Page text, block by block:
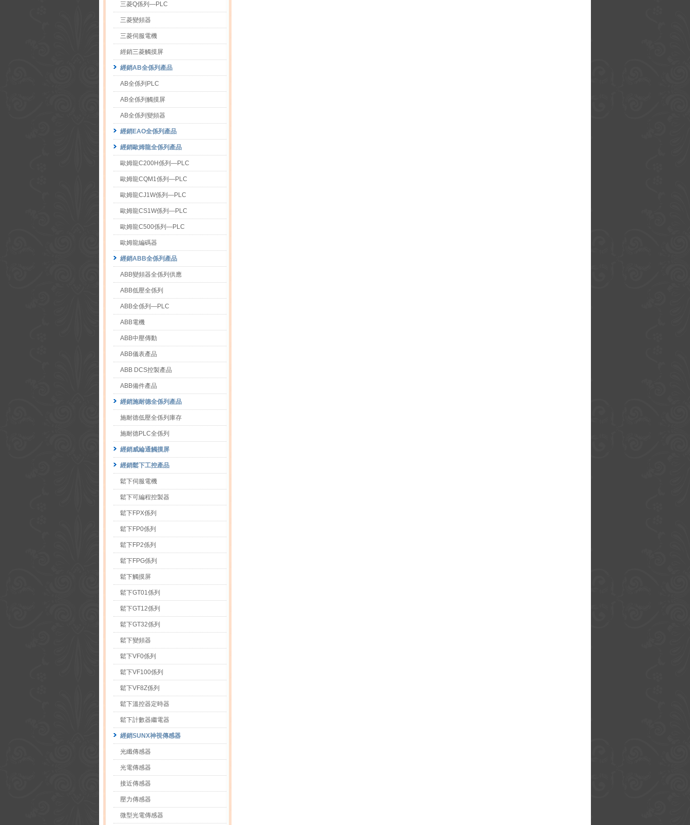
三菱Q係列—PLC
三菱變頻器
三菱伺服電機
經銷三菱觸摸屏
經銷AB全係列產品
AB全係列PLC
AB全係列觸摸屏
AB全係列變頻器
經銷EAO全係列產品
經銷歐姆龍全係列產品
歐姆龍C200H係列—PLC
歐姆龍CQM1係列—PLC
歐姆龍CJ1W係列—PLC
歐姆龍CS1W係列—PLC
歐姆龍C500係列—PLC
歐姆龍編碼器
經銷ABB全係列產品
ABB變頻器全係列供應
ABB低壓全係列
ABB全係列—PLC
ABB電機
ABB中壓傳動
ABB儀表產品
ABB DCS控製產品
ABB備件產品
經銷施耐德全係列產品
施耐德低壓全係列庫存
施耐德PLC全係列
經銷威綸通觸摸屏
經銷鬆下工控產品
鬆下伺服電機
鬆下可編程控製器
鬆下FPX係列
鬆下FP0係列
鬆下FP2係列
鬆下FPG係列
鬆下觸摸屏
鬆下GT01係列
鬆下GT12係列
鬆下GT32係列
鬆下變頻器
鬆下VF0係列
鬆下VF100係列
鬆下VF8Z係列
鬆下溫控器定時器
鬆下計數器繼電器
經銷SUNX神視傳感器
光纖傳感器
光電傳感器
接近傳感器
壓力傳感器
微型光電傳感器